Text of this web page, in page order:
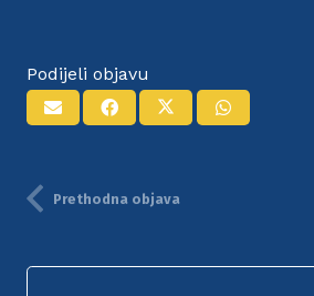
Podijeli objavu
Prethodna objava